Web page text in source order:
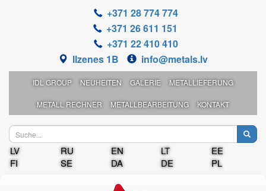
+371 28 774 774
+371 26 611 151
+371 22 410 410
Ilzenes 1B
info@metals.lv
IDL GROUP NEUHEITEN GALERIE METALLIEFERUNG
METALL RECHNER METALLBEARBEITUNG KONTAKT
LV RU EN LT
EE
FI
SE DA DE PL